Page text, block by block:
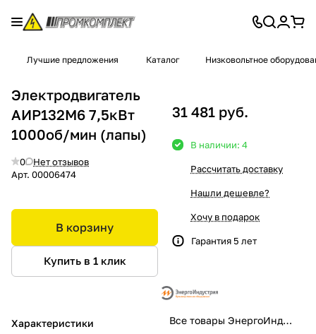
Лучшие предложения Каталог Низковольтное
Электродвигатель
АИР132М6 7,5кВт
1000об/мин (лапы)
0
Нет отзывов
Арт. 00006474
В корзину
Купить в 1 клик
Характеристики
31 481 руб.
В наличии: 4
Рассчитать доставку
Нашли дешевле?
Хочу в подарок
Гарантия 5 лет
Все товары ЭнергоИндустрия